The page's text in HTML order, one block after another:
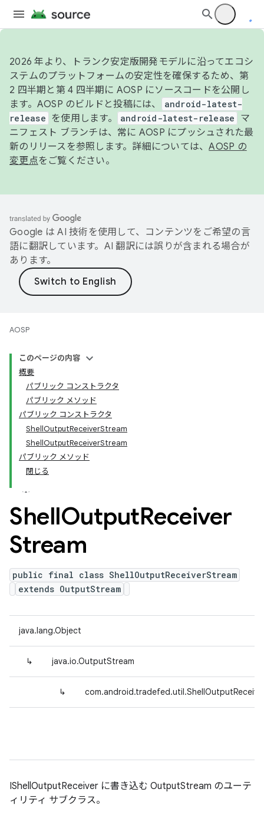
2026 年より、トランク安定版開発モデルに沿ってエコシ
ステムのプラットフォームの安定性を確保するため、第
2 四半期と第 4 四半期に AOSP にソースコードを公開し
ます。AOSP のビルドと投稿には、
android-latest-
release
を使用します。 android-latest-release
マ
ニフェスト ブランチは、常に AOSP にプッシュされた最
新のリリースを参照します。詳細については、AOSP の
変更点をご覧ください。
Google は AI 技術を使用して、コンテンツをご希望の言
語に翻訳しています。AI 翻訳には誤りが含まれる場合が
あります。
AOSP
このページの内容
概要
パブリック コンストラクタ
パブリック メソッド
パブリック コンストラクタ
ShellOutputReceiverStream
ShellOutputReceiverStream
パブリック メソッド
閉じる
ShellOutputReceiver
Stream
public final class ShellOutputReceiverStream
extends OutputStream
java.lang.Object
↳ java.io.OutputStream
↳
IShellOutputReceiver に書き込む OutputStream のユーテ
ィリティ サブクラス。